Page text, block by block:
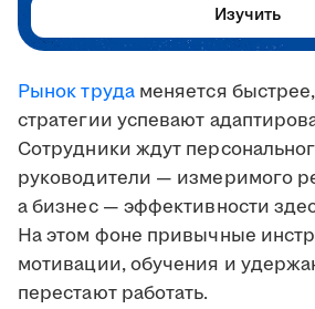
Рынок трудаменяется
стратегии успевают
Сотрудники ждут
руководители — измеримого
а бизнес — эффективности
На этом фоне привычные
мотивации, обучения и
перестают работать.
Изучить